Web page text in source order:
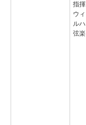
指揮
ウ
ル
弦